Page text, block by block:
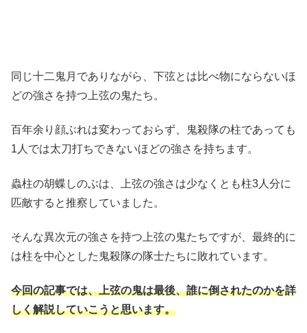
同じ十二鬼月でありながら、下弦とは比べ物にならないほ
どの強さを持つ上弦の鬼たち。
百年余り顔ぶれは変わっておらず、鬼殺隊の柱であっても
1人では太刀打ちできないほどの強さを持ちます。
蟲柱の胡蝶しのぶは、上弦の強さは少なくとも柱3人分に
匹敵すると推察していました。
そんな異次元の強さを持つ上弦の鬼たちですが、最終的に
は柱を中心とした鬼殺隊の隊士たちに敗れています。
今回の記事では、上弦の鬼は最後、誰に倒されたのかを詳
しく解説していこうと思います。